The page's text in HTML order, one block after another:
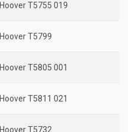
Hoover T5755 019
Hoover T5799
Hoover T5805 001
Hoover T5811 021
Hoover T5732